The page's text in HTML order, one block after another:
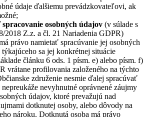
údaje ďalšiemu prevádzkovateľovi, ak
spracovanie osobných údajov (v súlade s
2018 Z.z. a čl. 21 Nariadenia GDPR)
právo namietať spracúvanie jej osobných
sa jej konkrétnej situácie
článku 6 ods. 1 písm. e) alebo písm. f)
vrátane profilovania založeného na týchto
združenie nesmie ďalej spracúvať
nevyhnutné oprávnené záujmy
údajov, ktoré prevažujú nad
dotknutej osoby, alebo dôvody na
nároku. Dotknutá osoba má právo